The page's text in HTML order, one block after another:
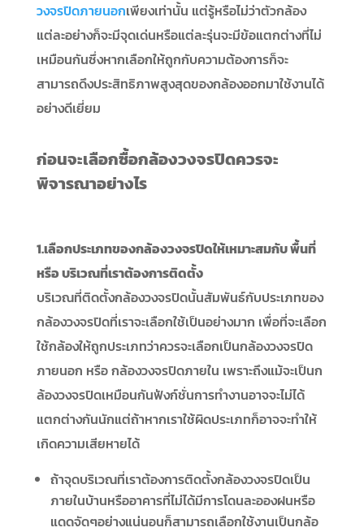
วงจรปิดภายนอกเพียงเท่านั้น แต่รู้หรือไม่ว่าตัวกล้อง
แต่ละอย่างก็จะมีจุดเด่นหรือแต่ละรุ่นจะมีข้อแตกต่างที่ไม่
เหมือนกันซึ่งหากเลือกให้ถูกกับความต้องการก็จะ
สามารถดึงประสิทธิภาพสูงสุดของกล้องออกมาใช้งานได้
อย่างดีเยี่ยม
ก่อนจะเลือกซื้อกล้องวงจรปิดควรจะ
พิจารณาอย่างไร
1.เลือกประเภทของกล้องวงจรปิดให้เหมาะสมกับ พื้นที่
หรือ บริเวณที่เราต้องการติดตั้ง
บริเวณที่ติดตั้งกล้องวงจรปิดนั้นสัมพันธ์กับประเภทของ
กล้องวงจรปิดที่เราจะเลือกใช้เป็นอย่างมาก เพื่อที่จะเลือก
ใช้กล้องให้ถูกประเภทว่าควรจะเลือกเป็นกล้องวงจรปิด
ภายนอก หรือ กล้องวงจรปิดภายใน เพราะถึงแม้จะเป็นก
ล้องวงจรปิดเหมือนกันฟังก์ชั่นการทำงานอาจจะไม่ได้
แตกต่างกันนักแต่ถ้าหากเราใช้ผิดประเภทก็อาจจะทำให้
เกิดความเสียหายได้
ถ้าจุดบริเวณที่เราต้องการติดตั้งกล้องวงจรปิดเป็น
ภายในบ้านหรืออาคารที่ไม่ได้มีการโดนละอองฝนหรือ
แดดจัดๆอย่างแน่นอนก็สามารถเลือกใช้งานเป็นกล้อ